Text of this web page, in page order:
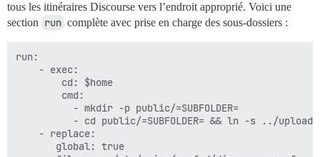
tous les itinéraires Discourse vers l’endroit approprié. Voici une
section run complète avec prise en charge des sous-dossiers :
run:
    - exec:
        cd: $home
        cmd:
          - mkdir -p public/=SUBFOLDER=
- cd public/=SUBFOLDER= && ln -s ../
    - replace:
       global: true